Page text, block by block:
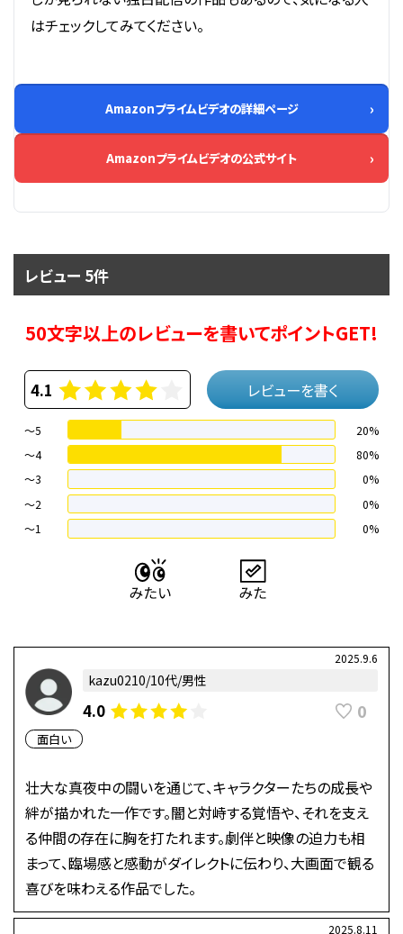
はチェックしてみてください。
Amazonプライムビデオの詳細ページ
Amazonプライムビデオの公式サイト
レビュー 5件
50文字以上のレビューを書いてポイントGET!
4.1 レビューを書く
～5
20%
～4
80%
〜3
0%
〜2
0%
〜1
0%
2025.9.6
kazu0210/10代/男性
4.0 0
面白い
壮大な真夜中の闘いを通じて、キャラクターたちの成長や
絆が描かれた一作です。闇と対峙する覚悟や、それを支え
る仲間の存在に胸を打たれます。劇伴と映像の迫力も相
まって、臨場感と感動がダイレクトに伝わり、大画面で観る
喜びを味わえる作品でした。
2025.8.11